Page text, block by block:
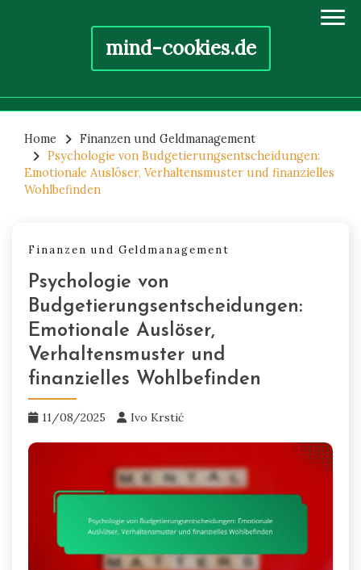
mind-cookies.de
content
Home
Finanzen und Geldmanagement
Psychologie von Budgetierungsentscheidungen:
Emotionale Auslöser, Verhaltensmuster und finanzielles
Wohlbefinden
Finanzen und Geldmanagement
Psychologie von
Budgetierungsentscheidungen:
Emotionale Auslöser,
Verhaltensmuster und
finanzielles Wohlbefinden
11/08/2025 Ivo Krstić